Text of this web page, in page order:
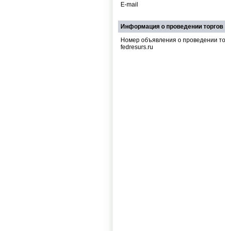
E-mail
Информация о проведении торгов
Номер объявления о проведении
fedresurs.ru